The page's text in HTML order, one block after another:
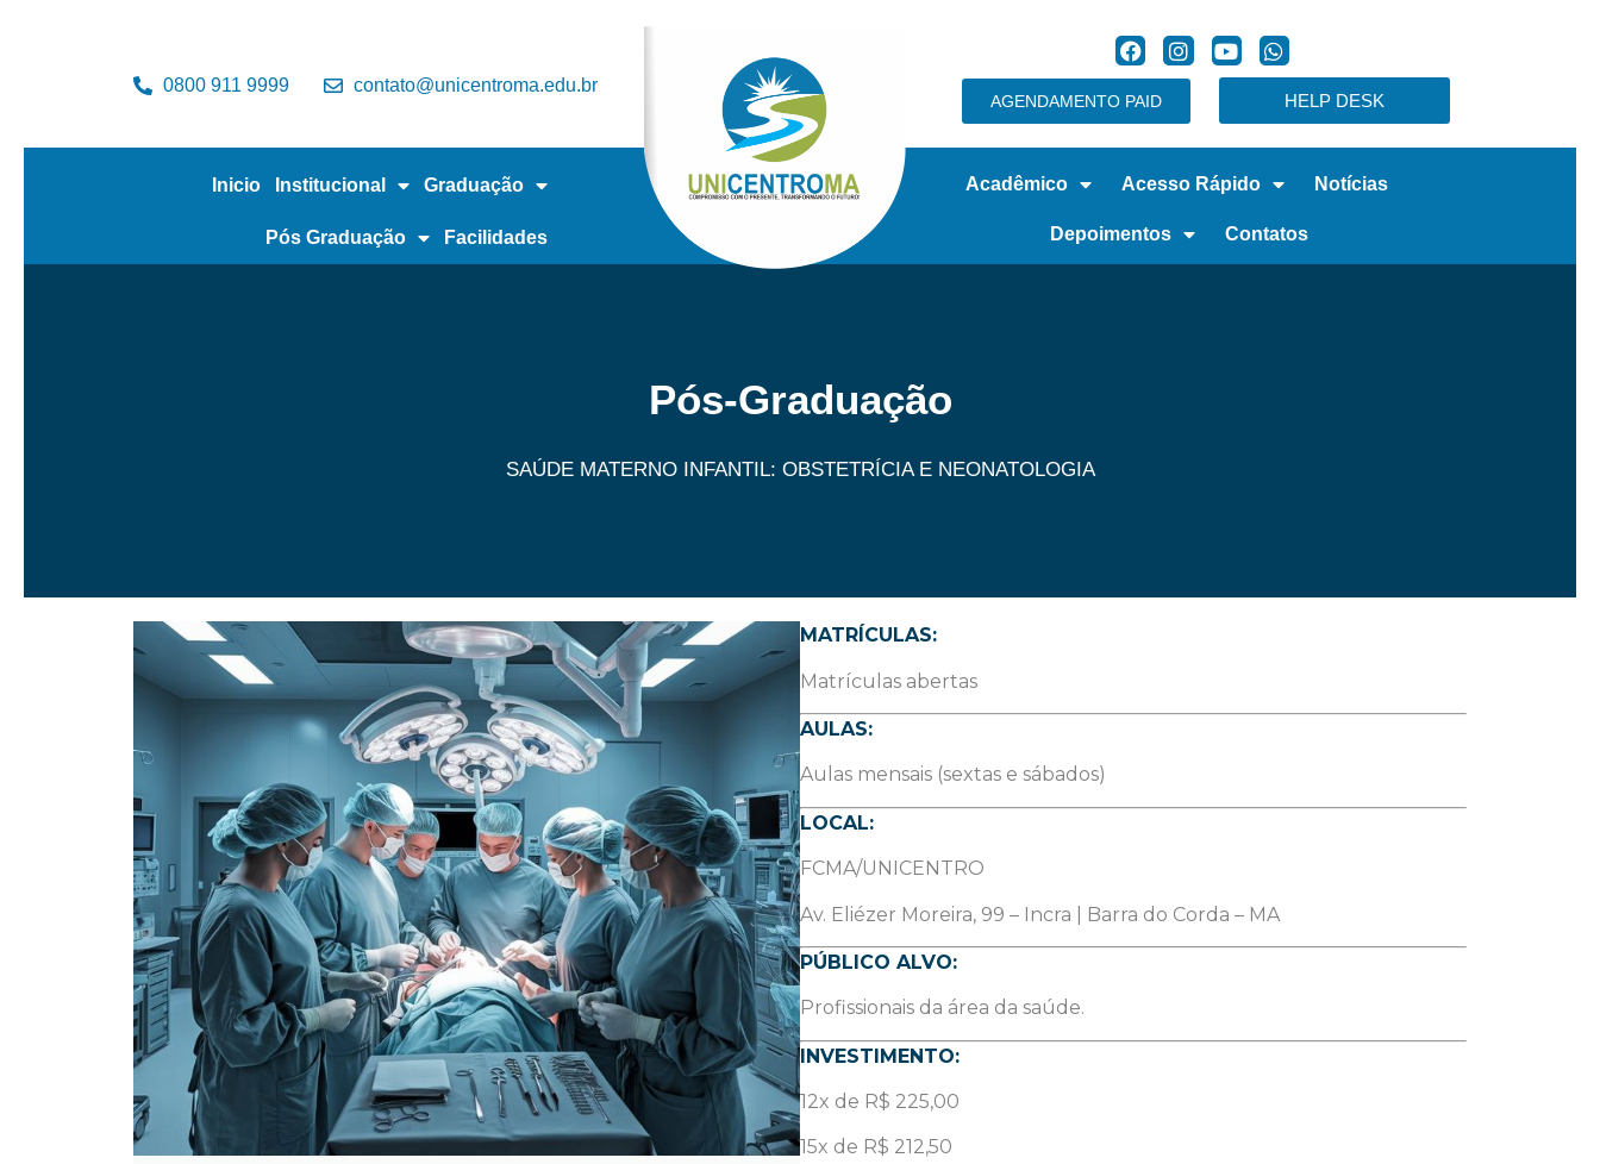
0800 911 9999 contato@unicentroma.edu.br
AGENDAMENTO PAID HELP DESK
Inicio Institucional Graduação
Pós Graduação Facilidades
Acadêmico Acesso Rápido Notícias
Depoimentos Contatos
Pós-Graduação
SAÚDE MATERNO INFANTIL: OBSTETRÍCIA E NEONATOLOGIA
MATRÍCULAS:
Matrículas abertas
AULAS:
Aulas mensais (sextas e sábados)
LOCAL:
FCMA/UNICENTRO
Av. Eliézer Moreira, 99 – Incra | Barra do Corda – MA
PÚBLICO ALVO:
Profissionais da área da saúde.
INVESTIMENTO:
12x de R$ 225,00
15x de R$ 212,50